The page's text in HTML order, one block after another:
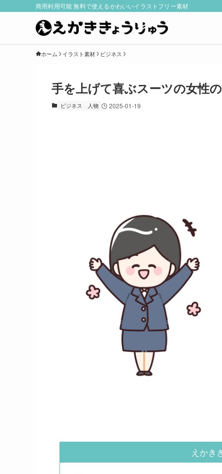
商用利用可能 無料で使えるかわいいイラストフリー素材
ホーム イラスト素材 ビジネス
手を上げて喜ぶスーツの女性
ビジネス 人物 2025-01-19
えかき